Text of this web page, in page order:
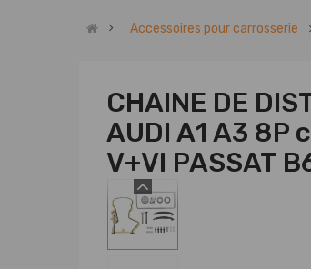
Accessoires pour carrosserie
CHAINE DE
AUDI A1 A3 8P
V+VI PASSAT